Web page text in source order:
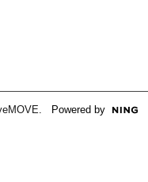
. Powered by